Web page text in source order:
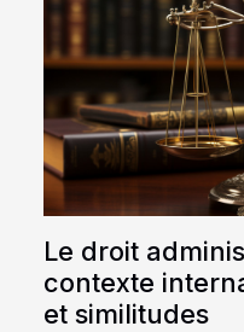
Le droit
contexte
et similitudes